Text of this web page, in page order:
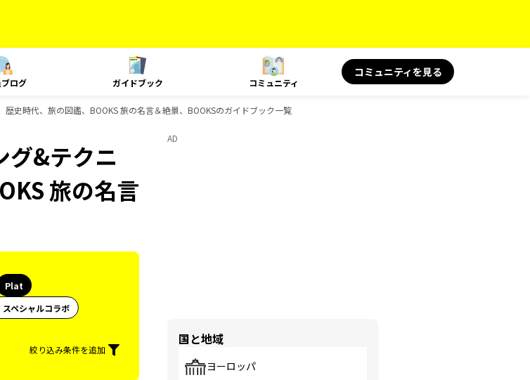
ログ ガイドブック コミュニティ
コミュニティを見る
史時代、旅の図鑑、BOOKS 旅の名言＆絶景、BOOKSのガイドブック一覧
&テクニ
旅の名言
Plat
スペシャルコラボ
絞り込み条件を追加
AD
国と地域
ヨーロッパ